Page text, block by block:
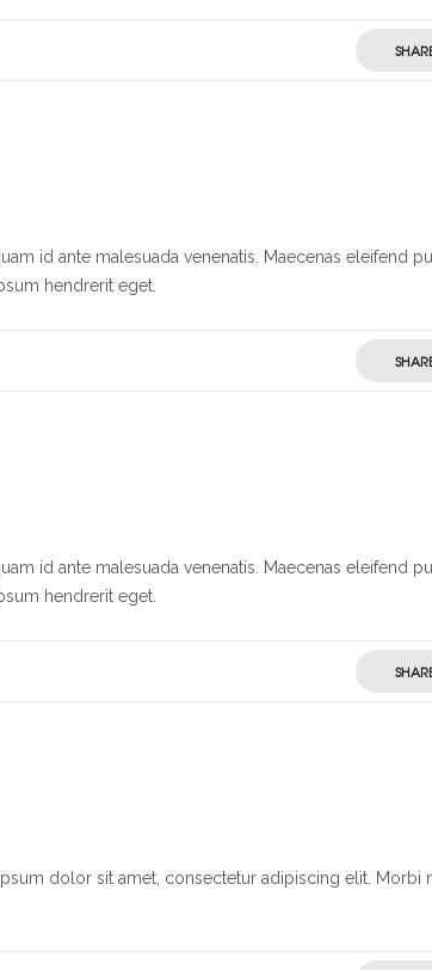
id ante malesuada venenatis. Maecenas eleifend
hendrerit eget.
id ante malesuada venenatis. Maecenas eleifend
hendrerit eget.
dolor sit amet, consectetur adipiscing elit. Morbi